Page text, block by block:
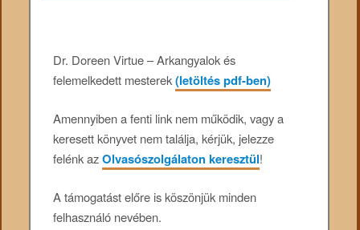
Dr. Doreen Virtue – Arkangyalok és
felemelkedett mesterek(letöltés pdf-ben)
Amennyiben a fenti link nem működik, vagy a
keresett könyvet nem találja, kérjük, jelezze
felénk azOlvasószolgálaton keresztül!
A támogatást előre is köszönjük minden
felhasználó nevében.